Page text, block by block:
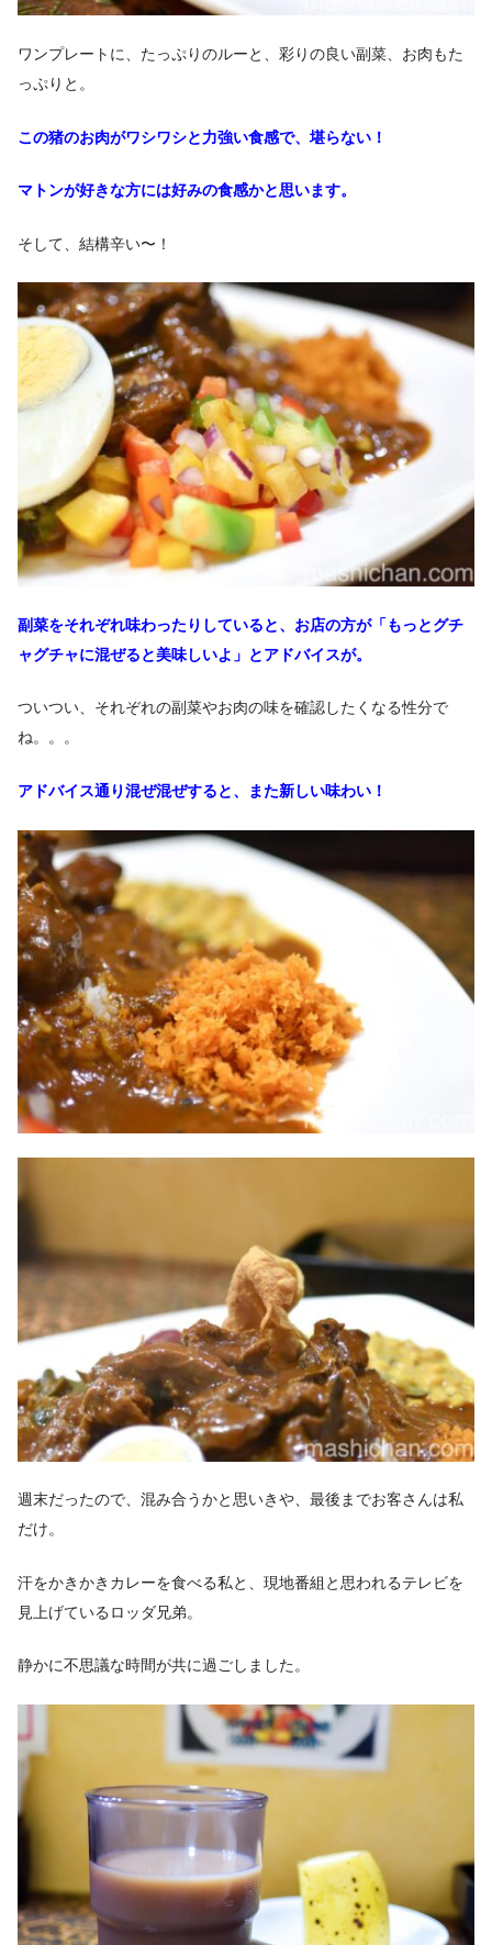
ワンプレートに、たっぷりのルーと、彩りの良い副菜、お肉もた
っぷりと。
この猪のお肉がワシワシと力強い食感で、堪らない！
マトンが好きな方には好みの食感かと思います。
そして、結構辛い〜！
副菜をそれぞれ味わったりしていると、お店の方が「もっとグチ
ャグチャに混ぜると美味しいよ」とアドバイスが。
ついつい、それぞれの副菜やお肉の味を確認したくなる性分で
ね。。。
アドバイス通り混ぜ混ぜすると、また新しい味わい！
週末だったので、混み合うかと思いきや、最後までお客さんは私
だけ。
汗をかきかきカレーを食べる私と、現地番組と思われるテレビを
見上げているロッダ兄弟。
静かに不思議な時間が共に過ごしました。